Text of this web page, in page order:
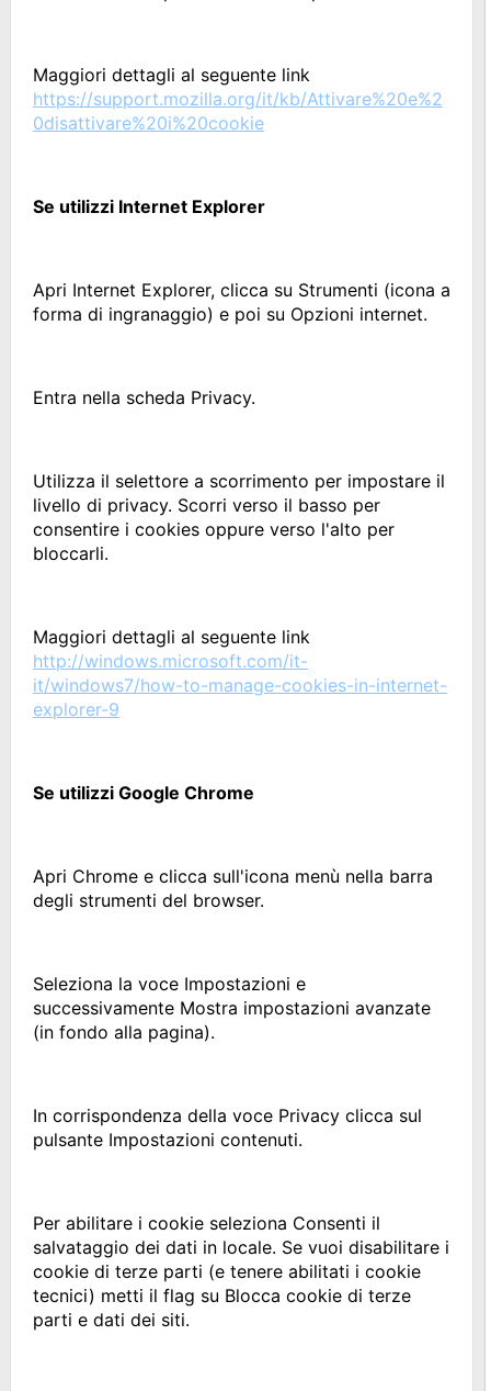
Maggiori dettagli al seguente link
https://support.mozilla.org/it/kb/Attivare%20e%2
0disattivare%20i%20cookie
Se utilizzi Internet Explorer
Apri Internet Explorer, clicca su Strumenti (icona a
forma di ingranaggio) e poi su Opzioni internet.
Entra nella scheda Privacy.
Utilizza il selettore a scorrimento per impostare il
livello di privacy. Scorri verso il basso per
consentire i cookies oppure verso l'alto per
bloccarli.
Maggiori dettagli al seguente link
http://windows.microsoft.com/it-
it/windows7/how-to-manage-cookies-in-internet-
explorer-9
Se utilizzi Google Chrome
Apri Chrome e clicca sull'icona menù nella barra
degli strumenti del browser.
Seleziona la voce Impostazioni e
successivamente Mostra impostazioni avanzate
(in fondo alla pagina).
In corrispondenza della voce Privacy clicca sul
pulsante Impostazioni contenuti.
Per abilitare i cookie seleziona Consenti il
salvataggio dei dati in locale. Se vuoi disabilitare i
cookie di terze parti (e tenere abilitati i cookie
tecnici) metti il flag su Blocca cookie di terze
parti e dati dei siti.